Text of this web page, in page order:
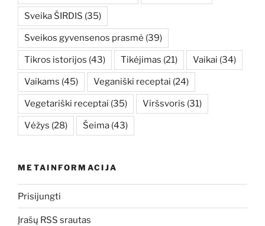
Sveika ŠIRDIS (35)
Sveikos gyvensenos prasmė (39)
Tikros istorijos (43) Tikėjimas (21) Vaikai (34)
Vaikams (45) Veganiški receptai (24)
Vegetariški receptai (35) Viršsvoris (31)
Vėžys (28) Šeima (43)
METAINFORMACIJA
Prisijungti
Įrašų RSS srautas